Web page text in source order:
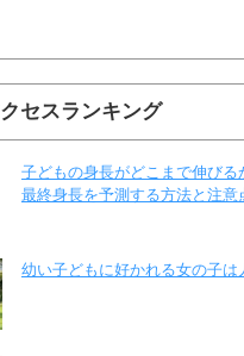
セスランキング
子どもの身長がどこまで伸びる
最終身長を予測する方法と注意
幼い子どもに好かれる女の子は